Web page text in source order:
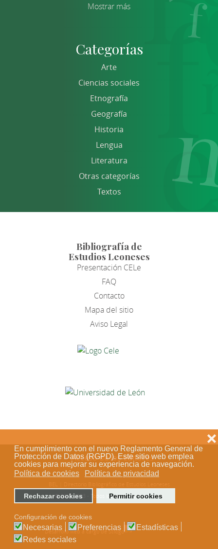
En cumplimiento con el nuevo Reglamento General de
Protección de Datos (RGPD). Este sitio web emplea
cookies para mejorar su experiencia de navegación.
Política de cookies
Política de privacidad
Rechazar cookies Permitir cookies
❌
Configuración de cookies
Necesarias Preferencias
Estadísticas
Redes sociales
Mostrar más
Categorías
Arte
Ciencias sociales
Etnografía
Geografía
Historia
Lengua
Literatura
Otras categorías
Textos
Bibliografía de
Estudios Leoneses
Presentación CELe
FAQ
Contacto
Mapa del sitio
Aviso Legal
Acceso de los editores
© 2018-2023 - Todos los derechos reservados
Desarrollo web a cargo de Stílogo